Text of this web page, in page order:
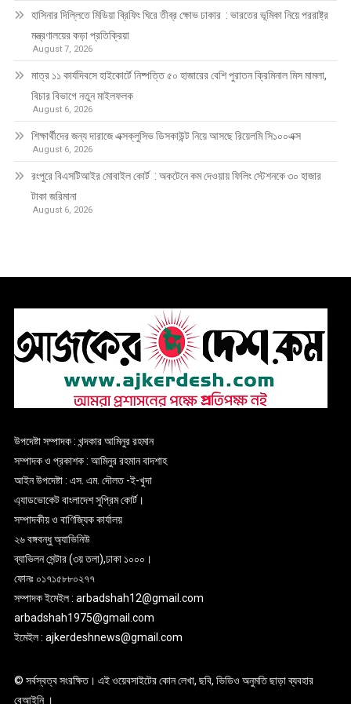
হাসিনার দিল্লিতে মিডিয়া ব্রিফিং ঘিরে তীব্র ক্ষোভ ঢাকার : ভারতের ভূমিকা নিয়ে পররাষ্ট্র
মন্ত্রণালয়ের কড়া প্রতিক্রিয়া
August 7, 2026
মাত্র ১১ কার্যদিবসে হাইকোর্টে নিষ্পত্তি ৫০ হাজারের বেশি পুরাতন ক্রিমিনাল মিস মামলা,
বিচার বিভাগে নতুন মাইলফলক
August 6, 2026
শিক্ষার্থীদের জন্য দারাজে এক্সক্লুসিভ ডিসকাউন্ট নিয়ে আসছে রিয়েলমি সি১০০এক্স
August 6, 2026
রংপুরে বিএসটিআইর মোবাইল কোর্ট : অকটেনে কম দেওয়ায় ফিলিং স্টেশনকে ৩০ হাজার
টাকা জরিমানা
August 6, 2026
উপদেষ্টা সম্পাদক : খন্দকার আমিনুর রহমান
সম্পাদক ও প্রকাশক : আমিনুর রহমান বাদশাহ
আইন উপদেষ্টা : এস. এম. দৌলত -ই-খুদা
এ্যাডভোকেট বাংলাদেশ সুপ্রিম কোর্ট।
সম্পাদকীয় ও বাণিজ্যিক কার্যালয়
২৬ বঙ্গবন্ধু অ্যাভিনিউ
ব্যাভিলন সেন্টার (৩য় তলা),ঢাকা ১০০০।
ফোনঃ ০১৭১৫৮৮০২৭৭
সম্পাদক ইমেইল : arbadshah12@gmail.com
arbadshah1975@gmail.com
ইমেইল : ajkerdeshnews@gmail.com
© সর্বস্বত্ব সংরক্ষিত। এই ওয়েবসাইটের কোন লেখা, ছবি, ভিডিও অনুমতি ছাড়া ব্যবহার
বেআইনি ।